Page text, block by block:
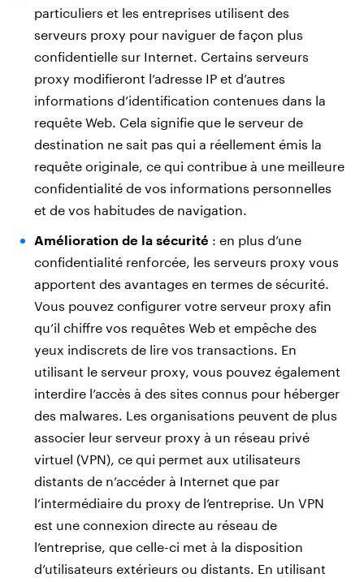
particuliers et les entreprises utilisent des
serveurs proxy pour naviguer de façon plus
confidentielle sur Internet. Certains serveurs
proxy modifieront l’adresse IP et d’autres
informations d’identification contenues dans la
requête Web. Cela signifie que le serveur de
destination ne sait pas qui a réellement émis la
requête originale, ce qui contribue à une meilleure
confidentialité de vos informations personnelles
et de vos habitudes de navigation.
Amélioration de la sécurité : en plus d’une
confidentialité renforcée, les serveurs proxy vous
apportent des avantages en termes de sécurité.
Vous pouvez configurer votre serveur proxy afin
qu’il chiffre vos requêtes Web et empêche des
yeux indiscrets de lire vos transactions. En
utilisant le serveur proxy, vous pouvez également
interdire l’accès à des sites connus pour héberger
des malwares. Les organisations peuvent de plus
associer leur serveur proxy à un réseau privé
virtuel (VPN), ce qui permet aux utilisateurs
distants de n’accéder à Internet que par
l’intermédiaire du proxy de l’entreprise. Un VPN
est une connexion directe au réseau de
l’entreprise, que celle-ci met à la disposition
d’utilisateurs extérieurs ou distants. En utilisant